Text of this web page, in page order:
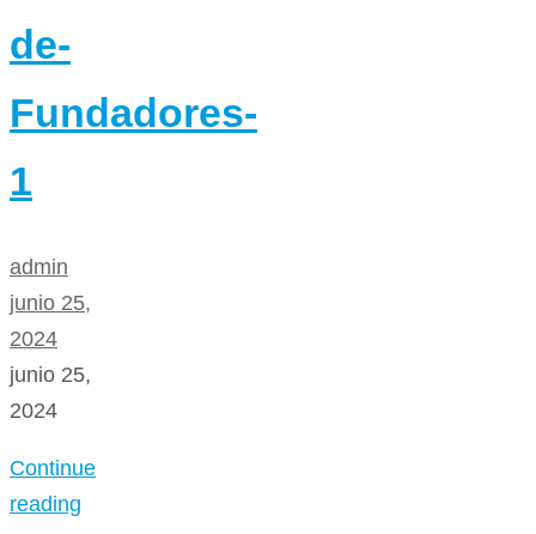
de-
Fundadores-
1
admin
junio 25,
2024
junio 25,
2024
Continue
reading